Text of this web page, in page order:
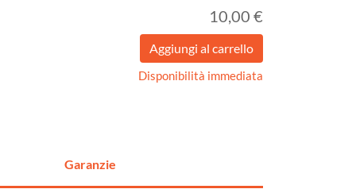
10,00 €
Disponibilità immediata
Garanzie